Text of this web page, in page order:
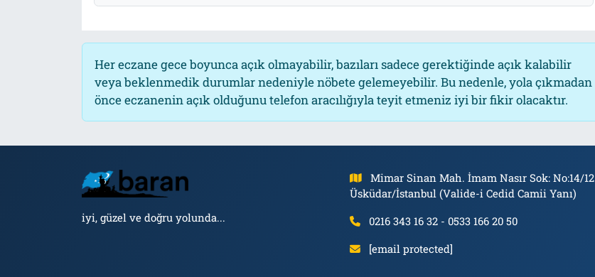
Her eczane gece boyunca açık olmayabilir, bazıları sadece gerektiğinde açık kalabilir
veya beklenmedik durumlar nedeniyle nöbete gelemeyebilir. Bu nedenle, yola çıkmadan
önce eczanenin açık olduğunu telefon aracılığıyla teyit etmeniz iyi bir fikir olacaktır.
iyi, güzel ve doğru yolunda...
Mimar Sinan Mah. İmam Nasır Sok: No:14/12
Üsküdar/İstanbul (Valide-i Cedid Camii Yanı)
0216 343 16 32 - 0533 166 20 50
[email protected]